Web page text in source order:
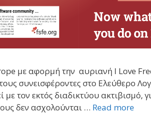
με αφορμή την αυριανή Ι Love
συνεισφέροντες στο Ελεύθερο
τον εκτός διαδικτύου ακτιβισμό,
δεν ασχολούνται … Read more